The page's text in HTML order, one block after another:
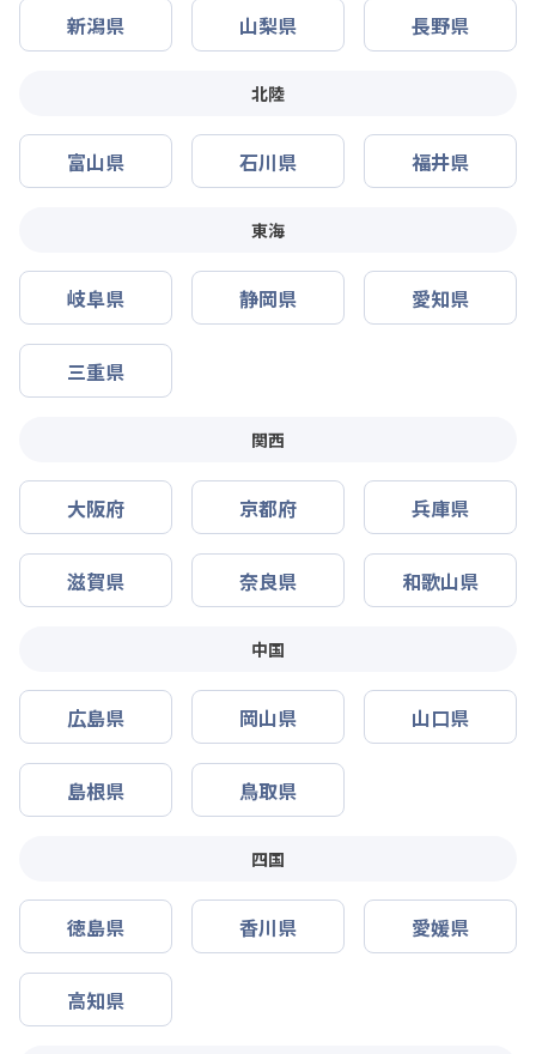
新潟県 山梨県 長野県
北陸
富山県 石川県 福井県
東海
岐阜県 静岡県 愛知県
三重県
関西
大阪府 京都府 兵庫県
滋賀県 奈良県 和歌山県
中国
広島県 岡山県 山口県
島根県 鳥取県
四国
徳島県 香川県 愛媛県
高知県